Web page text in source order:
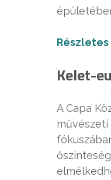
Részletes
Kelet-
A Capa